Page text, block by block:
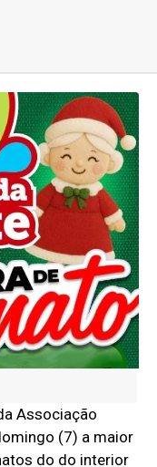
Associação
(7) a maior
do do interior